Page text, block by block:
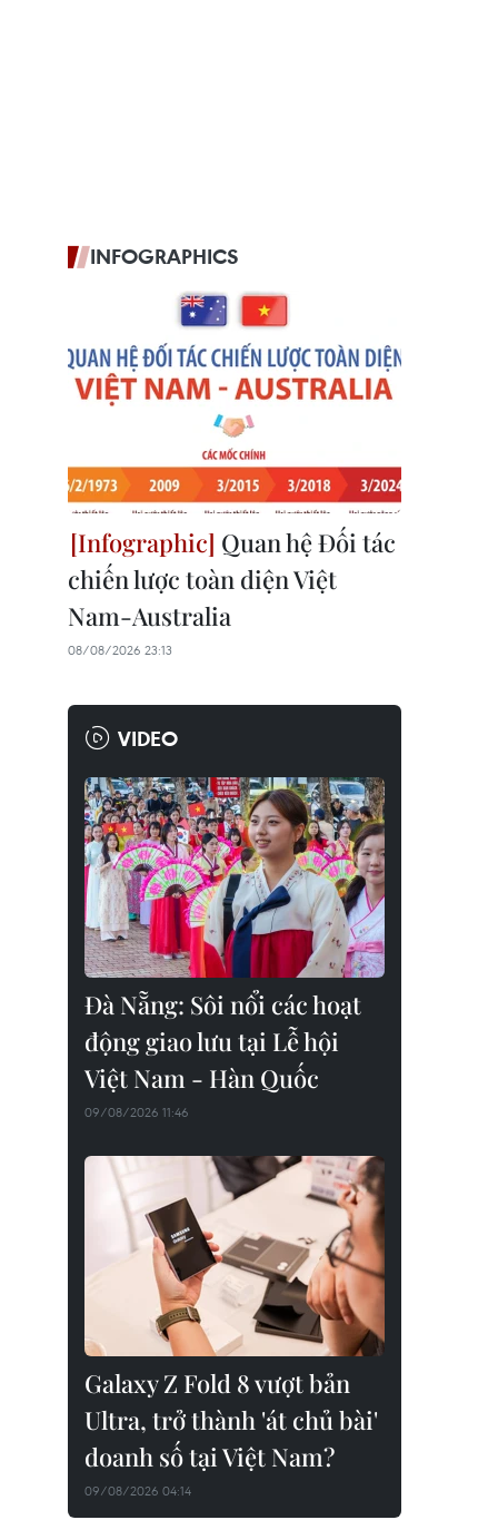
INFOGRAPHICS
Quan hệ Đối tác
chiến lược toàn diện Việt
Nam-Australia
08/08/2026 23:13
VIDEO
Đà Nẵng: Sôi nổi các hoạt
động giao lưu tại Lễ hội
Việt Nam - Hàn Quốc
09/08/2026 11:46
Galaxy Z Fold 8 vượt bản
Ultra, trở thành 'át chủ bài'
doanh số tại Việt Nam?
09/08/2026 04:14